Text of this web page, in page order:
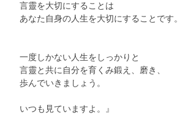
言靈を大切にすることは
あなた自身の人生を大切にすることです。
一度しかない人生をしっかりと
言靈と共に自分を育くみ鍛え、磨き、
歩んでいきましょう。
いつも見ていますよ。』